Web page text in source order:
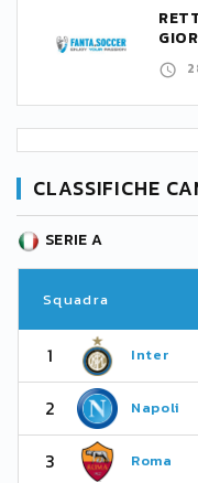
CLASSIFICHE
SERIE A
Squadra
1 Inter
2 Napoli
3 Roma